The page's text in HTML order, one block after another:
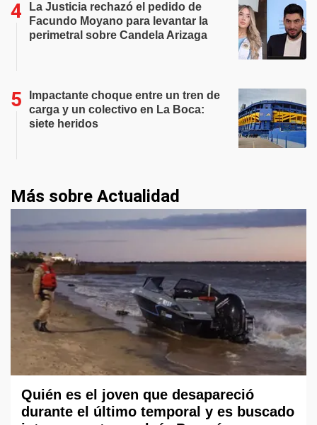
La Justicia rechazó el pedido de
Facundo Moyano para levantar la
perimetral sobre Candela Arizaga
Impactante choque entre un tren de
carga y un colectivo en La Boca:
siete heridos
Más sobre Actualidad
Quién es el joven que desapareció
durante el último temporal y es buscado